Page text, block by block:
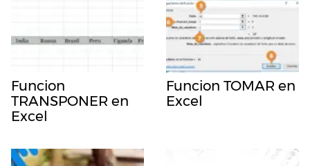
Funcion
TRANSPONER en
Excel
Funcion TOMAR en
Excel